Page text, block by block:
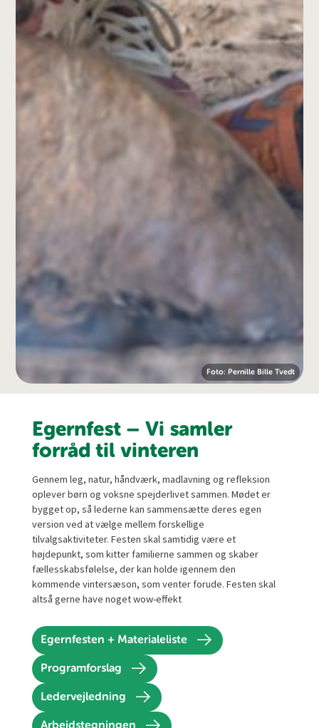
Foto: Pernille Bille Tvedt
Egernfest – Vi samler
forråd til vinteren
Gennem leg, natur, håndværk, madlavning og refleksion
oplever børn og voksne spejderlivet sammen. Mødet er
bygget op, så lederne kan sammensætte deres egen
version ved at vælge mellem forskellige
tilvalgsaktiviteter. Festen skal samtidig være et
højdepunkt, som kitter familierne sammen og skaber
fællesskabsfølelse, der kan holde igennem den
kommende vintersæson, som venter forude. Festen skal
altså gerne have noget wow-effekt
Egernfesten + Materialeliste
Programforslag
Ledervejledning